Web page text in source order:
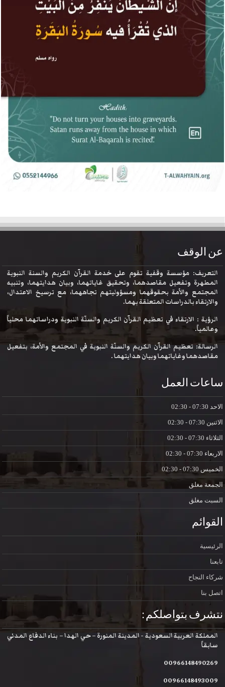
عن الوقف
التعريف: مؤسسة وقفية تقوم على خدمة القرآن الكريم والسنة النبوية
المطهرة وتفعيل مقاصدهما، وتحقيق غاياتهما، وبيان هدايتهما، وتنبيه
المجتمع والأمة بحقوقهما ومسؤوليتهم تجاههما، مع ترسيخ الاعتدال،
والارتقاء بالدراسات المتعلقة بهما.
الرؤية : الارتقاء في تعظيم القرآن الكريم والسنّة النبوية ودراساتهما محلياً
وعالمياً.
الرسالة: تعظيم القرآن الكريم والسنّة النبوية في المجتمع والأمة، بتفعيل
مقاصدهما وغاياتهما وبيان هدايتهما .
ساعات العمل
الاحد07:30 - 02:30
الاثنين
الثلاثاء
الاربعاء
الخميس
الجمعة مغلق
السبت مغلق
القوائم
الرئيسية
تابعنا
شركاء النجاح
اتصل بنا
نتشرف بتواصلكم :
المملكة العربية السعودية - المدينة المنورة – حي الهدا – بناء الدفاع المدني
سابقاً
00966148490269
00966148493009